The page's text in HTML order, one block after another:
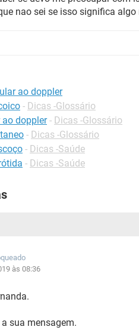
nao sei se isso significa
ao doppler
- Dicas -Glossário
ao doppler - Dicas -Glossário
- Dicas -Glossário
- Dicas -Saúde
- Dicas -Saúde
às 08:36
sua mensagem.